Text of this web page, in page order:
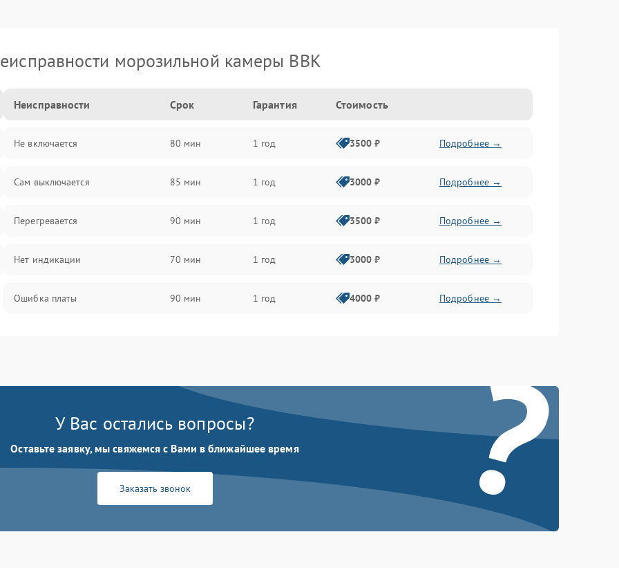
морозильной камеры BBK
Неисправности Срок Гарантия Стоимость
Не включается 80 мин 1 год 3500 ₽ Подробнее →
Сам выключается 85 мин 1 год 3000 ₽ Подробнее →
Перегревается 90 мин 1 год 3500 ₽ Подробнее →
Нет индикации 70 мин 1 год 3000 ₽ Подробнее →
Ошибка платы 90 мин 1 год 4000 ₽ Подробнее →
?
У Вас остались вопросы?
Оставьте заявку, мы свяжемся с Вами в ближайшее время
Заказать звонок